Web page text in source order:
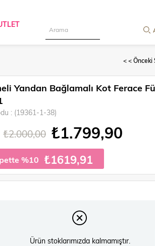
< < Önceki
Yandan Bağlamalı Kot Ferace
(19361-1-38)
₺2.000,00 ₺1.799,90
%10 ₺1619,91
Ürün stoklarımızda kalmamıştır.